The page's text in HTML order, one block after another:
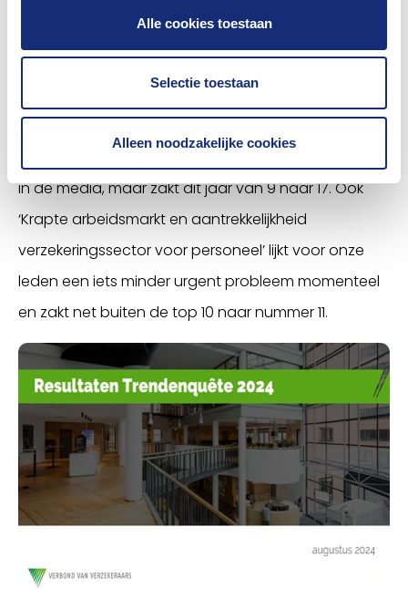
Alle cookies toestaan
Selectie toestaan
Alleen noodzakelijke cookies
De trends in de top 10 zijn grotendeels dezelfde als
weer terug in de top 10. Vorig jaar was ‘Impact van
inflatie’ nog een probleem dat veel aandacht kreeg
in de media, maar zakt dit jaar van 9 naar 17. Ook
‘Krapte arbeidsmarkt en aantrekkelijkheid
verzekeringssector voor personeel’ lijkt voor onze
leden een iets minder urgent probleem momenteel
en zakt net buiten de top 10 naar nummer 11.